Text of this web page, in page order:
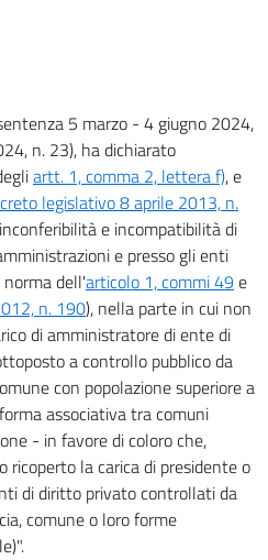
5 marzo - 4 giugno 2024,
n. 23), ha dichiarato
artt. 1, comma 2, lettera f), e
legislativo 8 aprile 2013, n.
e incompatibilità di
e presso gli enti
dell'articolo 1, commi 49 e
n. 190), nella parte in cui non
di amministratore di ente di
a controllo pubblico da
con popolazione superiore a
associativa tra comuni
- in favore di coloro che,
ricoperto la carica di presidente o
di diritto privato controllati da
comune o loro forme